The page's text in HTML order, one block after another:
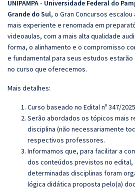
UNIPAMPA - Universidade Federal do
Grande do Sul, o Gran Concursos
mais experiente e renomada em
videoaulas, com a mais alta qualidade
forma, o alinhamento e o compromisso
e fundamental para seus estudos
no curso que oferecemos.
Mais detalhes:
Curso baseado no Edital nº 347/
Serão abordados os tópicos mais
disciplina (não necessariamente
respectivos professores.
Informamos que, para facilitar a
dos conteúdos previstos no edital,
determinadas disciplinas foram
lógica didática proposta pelo(a)